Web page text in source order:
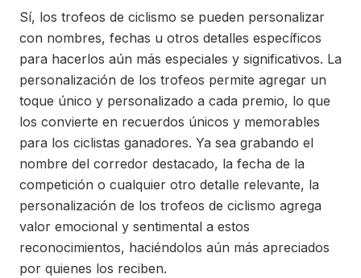
Sí, los trofeos de ciclismo se pueden personalizar
con nombres, fechas u otros detalles específicos
para hacerlos aún más especiales y significativos. La
personalización de los trofeos permite agregar un
toque único y personalizado a cada premio, lo que
los convierte en recuerdos únicos y memorables
para los ciclistas ganadores. Ya sea grabando el
nombre del corredor destacado, la fecha de la
competición o cualquier otro detalle relevante, la
personalización de los trofeos de ciclismo agrega
valor emocional y sentimental a estos
reconocimientos, haciéndolos aún más apreciados
por quienes los reciben.